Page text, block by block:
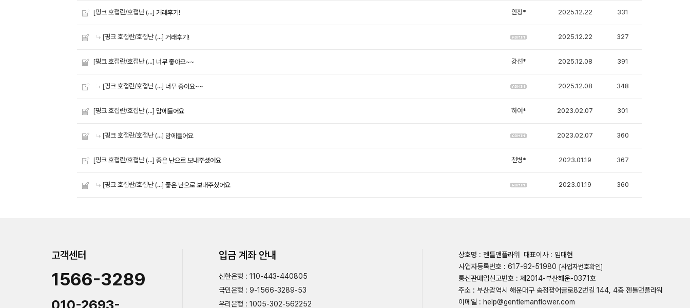
[핑크 호접란/호접난 (...] 거래후기! 안정* 2025.12.22 331
[핑크 호접란/호접난 (...] 거래후기! 2025.12.22 327
[핑크 호접란/호접난 (...] 너무 좋아요~~ 강선* 2025.12.08 391
[핑크 호접란/호접난 (...] 너무 좋아요~~ 2025.12.08 348
[핑크 호접란/호접난 (...] 맘에들어요 하여* 2023.02.07 301
[핑크 호접란/호접난 (...] 맘에들어요 2023.02.07 360
[핑크 호접란/호접난 (...] 좋은 난으로 보내주셨어요 천병* 2023.01.19 367
[핑크 호접란/호접난 (...] 좋은 난으로 보내주셨어요 2023.01.19 360
고객센터
1566-3289
010-2693-
입금 계좌 안내
신한은행 : 110-443-440805
국민은행 : 9-1566-3289-53
우리은행 : 1005-302-562252
상호명 : 젠틀맨플라워
대표이사 : 임대현
사업자등록번호 : 617-92-51980 [사업자번호확인]
통신판매업신고번호 : 제2014-부산해운-0371호
주소 : 부산광역시 해운대구 송정광어골로82번길 144, 4층 젠틀맨플라워
이메일 : help@gentlemanflower.com